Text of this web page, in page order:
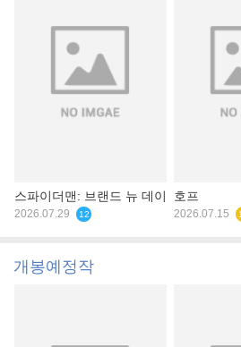
스파이더맨: 브랜드 뉴 데이
2026.07.29 12
호프
2026.07.15
개봉예정작